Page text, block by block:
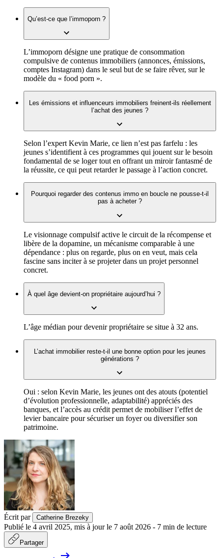
Qu’est-ce que l’immoporn ?
L’immoporn désigne une pratique de consommation
compulsive de contenus immobiliers (annonces, émissions,
comptes Instagram) dans le seul but de se faire rêver, sur le
modèle du « food porn ».
Les émissions et influenceurs immobiliers freinent-ils réellement
l’achat des jeunes ?
Selon l’expert Kevin Marie, ce lien n’est pas farfelu : les
jeunes s’identifient à ces programmes qui jouent sur le besoin
fondamental de se loger tout en offrant un miroir fantasmé de
la réussite, ce qui peut retarder le passage à l’action concret.
Pourquoi regarder des contenus immo en boucle ne pousse-t-il
pas à acheter ?
Le visionnage compulsif active le circuit de la récompense et
libère de la dopamine, un mécanisme comparable à une
dépendance : plus on regarde, plus on en veut, mais cela
fascine sans inciter à se projeter dans un projet personnel
concret.
À quel âge devient-on propriétaire aujourd’hui ?
L’âge médian pour devenir propriétaire se situe à 32 ans.
L’achat immobilier reste-t-il une bonne option pour les jeunes
générations ?
Oui : selon Kevin Marie, les jeunes ont des atouts (potentiel
d’évolution professionnelle, adaptabilité) appréciés des
banques, et l’accès au crédit permet de mobiliser l’effet de
levier bancaire pour sécuriser un foyer ou diversifier son
patrimoine.
Écrit par Catherine Brezeky
Publié le 4 avril 2025, mis à jour le 7 août 2026 - 7 min de lecture
Partager